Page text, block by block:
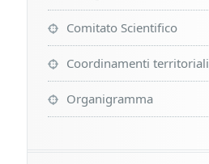
Comitato Scientifico
Coordinamenti territoriali
Organigramma